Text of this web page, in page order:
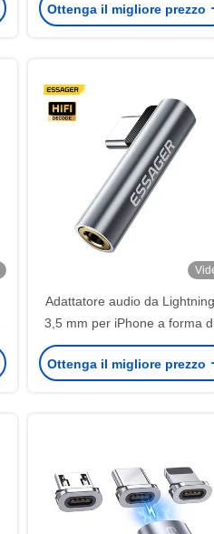
Ottenga il migliore prezzo
Adattatore audio da
3,5 mm per iPhone a forma di
per iOS Android
Ottenga il migliore prezzo